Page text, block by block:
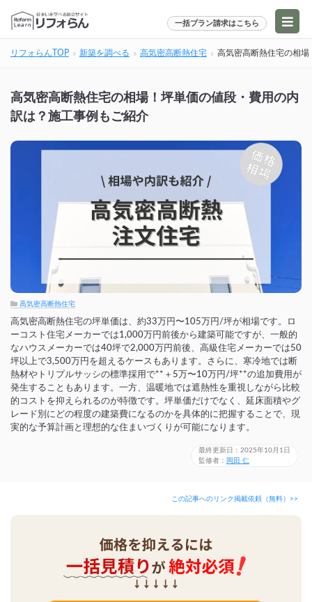
一括プラン請求はこちら
リフォらんTOP 新築を調べる 高気密高断熱住宅 高気密高断熱住宅の相
高気密高断熱住宅の相場！坪単価の値段・費用の内
訳は？施工事例もご紹介
高気密高断熱住宅
高気密高断熱住宅の坪単価は、約33万円〜105万円/坪が相場です。ロ
ーコスト住宅メーカーでは1,000万円前後から建築可能ですが、一般的
なハウスメーカーでは40坪で2,000万円前後、高級住宅メーカーでは50
坪以上で3,500万円を超えるケースもあります。さらに、寒冷地では断
熱材やトリプルサッシの標準採用で**＋5万〜10万円/坪**の追加費用が
発生することもあります。一方、温暖地では遮熱性を重視しながら比較
的コストを抑えられるのが特徴です。坪単価だけでなく、延床面積やグ
レード別にどの程度の建築費になるのかを具体的に把握することで、現
実的な予算計画と理想的な住まいづくりが可能になります。
最終更新日：2025年10月1日
監修者： 岡田 仁
この記事へのリンク掲載依頼（無料）>>